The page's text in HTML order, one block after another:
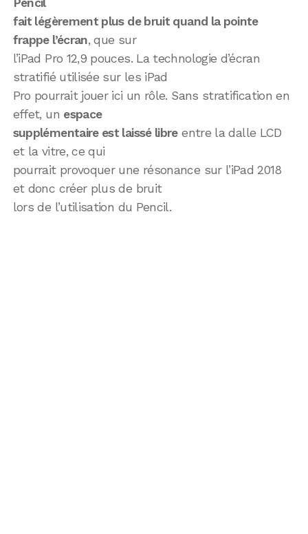
fait légèrement plus de bruit quand la pointe
frappe l’écran, que sur
l’iPad Pro 12,9 pouces. La technologie d’écran
stratifié utilisée sur les iPad
Pro pourrait jouer ici un rôle. Sans stratification en
effet, un espace
supplémentaire est laissé libreentre la dalle LCD
et la vitre, ce qui
pourrait provoquer une résonance sur l’iPad 2018
et donc créer plus de bruit
lors de l’utilisation du Pencil.